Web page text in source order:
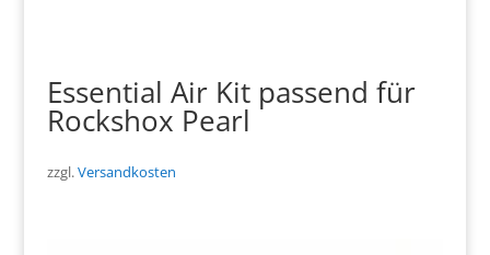
Essential Air Kit passend für
Rockshox Pearl
zzgl.Versandkosten